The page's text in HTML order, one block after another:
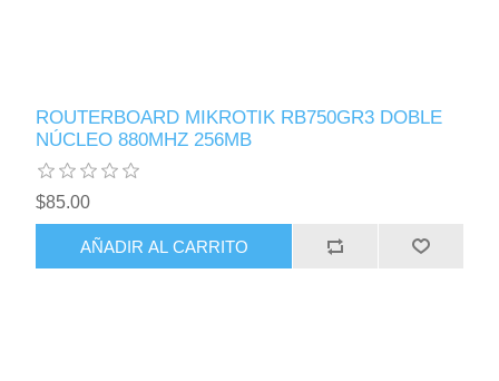
ROUTERBOARD MIKROTIK RB750GR3 DOBLE
NÚCLEO 880MHZ 256MB
$85.00
AÑADIR AL CARRITO